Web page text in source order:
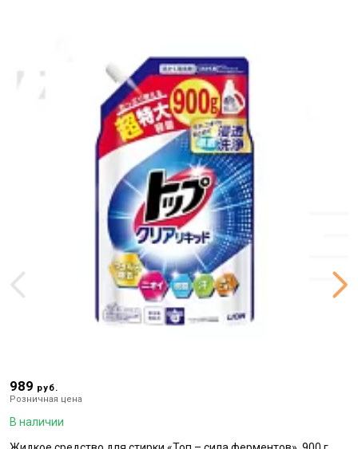
989 руб.
Розничная цена
В наличии